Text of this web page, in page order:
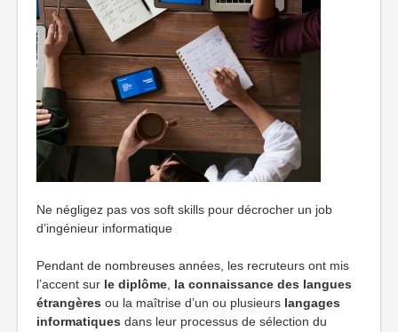
Ne négligez pas vos soft skills pour décrocher un job
d’ingénieur informatique
Pendant de nombreuses années, les recruteurs ont mis
l’accent sur le diplôme la connaissance des langues
étrangères ou la maîtrise d’un ou plusieurs langages
informatiques dans leur processus de sélection du